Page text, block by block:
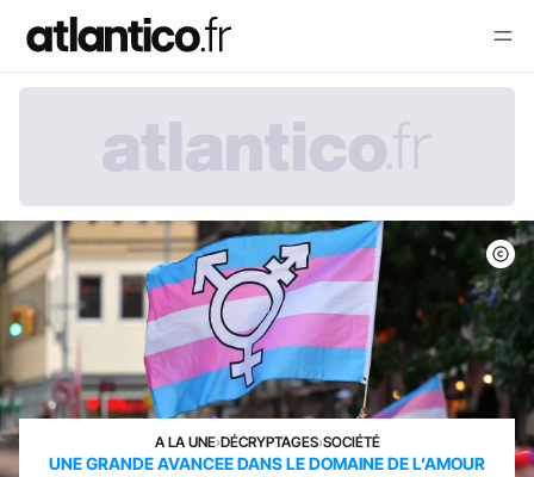
A LA UNE›DÉCRYPTAGES›SOCIÉTÉ
UNE GRANDE AVANCEE DANS LE DOMAINE DE L’AMOUR